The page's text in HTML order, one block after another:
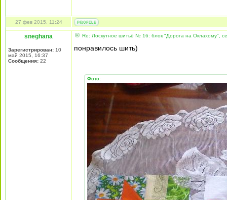
27 фев 2015, 11:24
sneghana
Зарегистрирован: 10
май 2015, 16:37
Сообщения: 22
Re: Лоскутное шитьё № 16: блок "Дорога на Оклахому",
понравилось шить)
Фото: